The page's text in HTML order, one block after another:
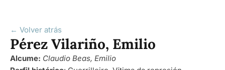
← Volver atrás
Pérez Vilariño, Emilio
Alcume: Claudio Beas, Emilio